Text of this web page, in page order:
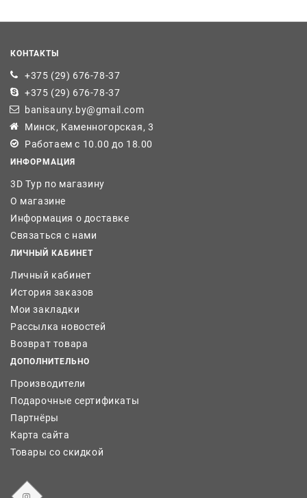
КОНТАКТЫ
+375 (29) 676-78-37
+375 (29) 676-78-37
banisauny.by@gmail.com
Минск, Каменногорская, 3
Работаем с 10.00 до 18.00
ИНФОРМАЦИЯ
3D Тур по магазину
О магазине
Информация о доставке
Связаться с нами
ЛИЧНЫЙ КАБИНЕТ
Личный кабинет
История заказов
Мои закладки
Рассылка новостей
Возврат товара
ДОПОЛНИТЕЛЬНО
Производители
Подарочные сертификаты
Партнёры
Карта сайта
Товары со скидкой